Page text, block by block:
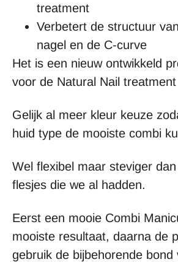
treatment
Verbetert de structuur
nagel en de C-curve
Het is een nieuw ontwikkeld
voor de Natural Nail treatment
Gelijk al meer kleur keuze
huid type de mooiste combi
Wel flexibel maar steviger
flesjes die we al hadden.
Eerst een mooie Combi
mooiste resultaat, daarna de
gebruik de bijbehorende bond